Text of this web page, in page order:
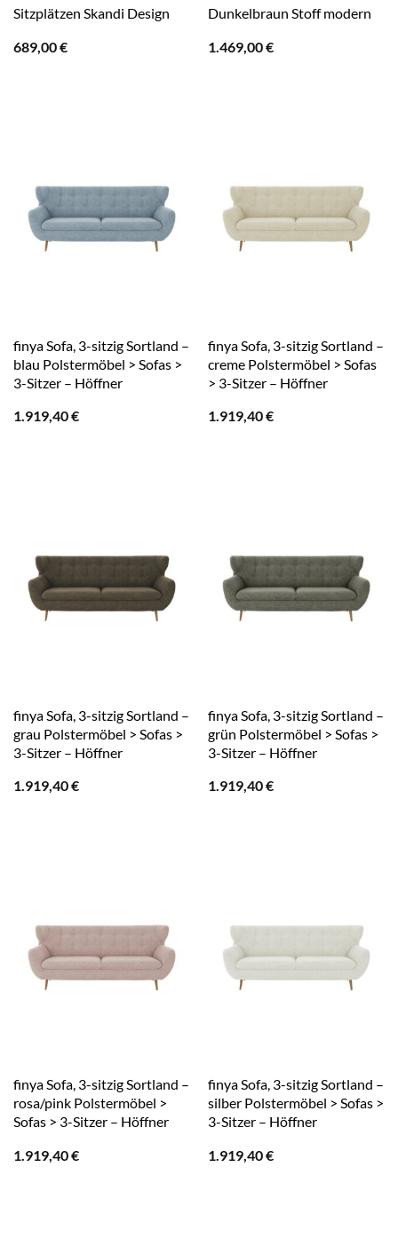
Sitzplätzen Skandi Design
689,00€
Dunkelbraun Stoff modern
1.469,00€
finya Sofa, 3-sitzig Sortland –
blau Polstermöbel > Sofas >
3-Sitzer – Höffner
1.919,40€
finya Sofa, 3-sitzig Sortland –
creme Polstermöbel > Sofas
> 3-Sitzer – Höffner
1.919,40€
finya Sofa, 3-sitzig Sortland –
grau Polstermöbel > Sofas >
3-Sitzer – Höffner
1.919,40€
finya Sofa, 3-sitzig Sortland –
grün Polstermöbel > Sofas >
3-Sitzer – Höffner
1.919,40€
finya Sofa, 3-sitzig Sortland –
rosa/pink Polstermöbel >
Sofas > 3-Sitzer – Höffner
1.919,40€
finya Sofa, 3-sitzig Sortland –
silber Polstermöbel > Sofas >
3-Sitzer – Höffner
1.919,40€